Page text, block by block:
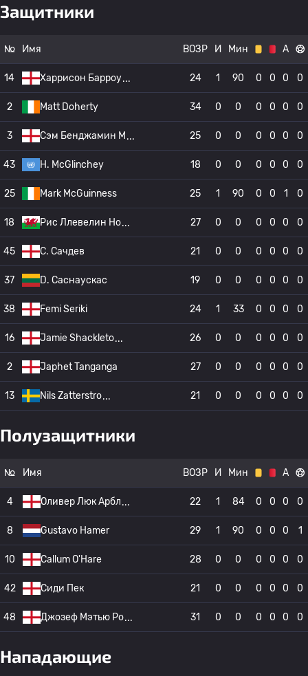
Защитники
№ Имя ВОЗР И Мин А
14 Харрисон Барроу 24 1 90 0 0 0 0
2 Matt Doherty 34 0 0 0 0 0 0
3 Сэм Бенджамин М 25 0 0 0 0 0 0
43 H. McGlinchey 18 0 0 0 0 0 0
25 Mark McGuinness 25 1 90 0 0 1 0
18 Рис Ллевелин Но 27 0 0 0 0 0 0
45 С. Сачдев 21 0 0 0 0 0 0
37 D. Саснаускас 19 0 0 0 0 0 0
38 Femi Seriki 24 1 33 0 0 0 0
16 Jamie Shackleto 26 0 0 0 0 0 0
2 Japhet Tanganga 27 0 0 0 0 0 0
13 Nils Zatterstro 21 0 0 0 0 0 0
Полузащитники
№ Имя ВОЗР И Мин А
4 Оливер Люк Арбл 22 1 84 0 0 0 0
8 Gustavo Hamer 29 1 90 0 0 0 1
10 Callum O'Hare 28 0 0 0 0 0 0
42 Сиди Пек 21 0 0 0 0 0 0
48 Джозеф Мэтью Ро 31 0 0 0 0 0 0
Нападающие